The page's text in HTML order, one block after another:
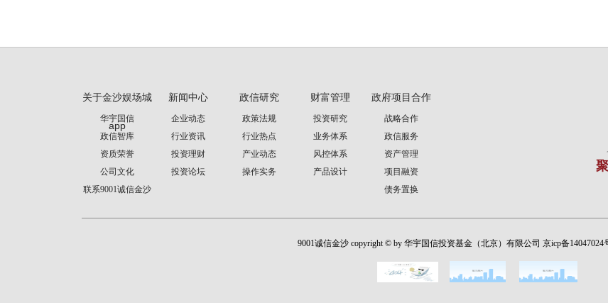
关于金沙娱场城
app
华宇国信
政信智库
资质荣誉
公司文化
联系9001诚信金沙
新闻中心
企业动态
行业资讯
投资理财
投资论坛
政信研究
政策法规
行业热点
产业动态
操作实务
财富管理
投资研究
业务体系
风控体系
产品设计
政府项目合作
战略合作
政信服务
资产管理
项目融资
债务置换
9001诚信金沙 copyright © by 华宇国信投资基金（北京）有限公司 京icp备14047024